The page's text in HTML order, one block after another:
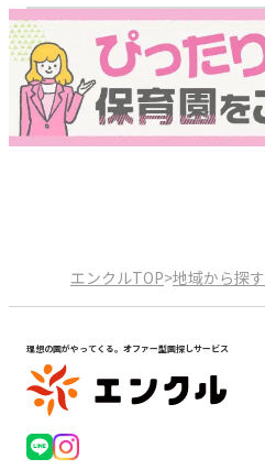
エンクルTOP>地域から探す
理想の園がやってくる。オファー型園探しサービス